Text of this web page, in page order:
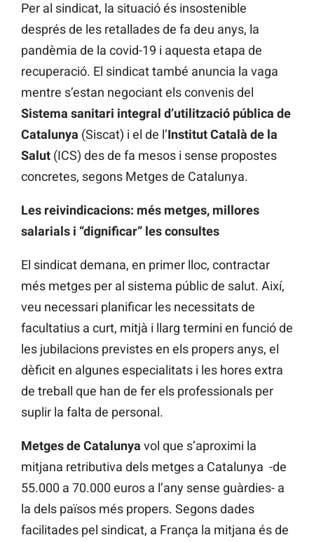
Per al sindicat, la situació és insostenible
després de les retallades de fa deu anys, la
pandèmia de la covid-19 i aquesta etapa de
recuperació. El sindicat també anuncia la vaga
mentre s’estan negociant els convenis del
Sistema sanitari integral d’utilització pública de
Catalunya (Siscat) i el de l’Institut Català de la
Salut (ICS) des de fa mesos i sense propostes
concretes, segons Metges de Catalunya.
Les reivindicacions: més metges, millores
salarials i “dignificar” les consultes
El sindicat demana, en primer lloc, contractar
més metges per al sistema públic de salut. Així,
veu necessari planificar les necessitats de
facultatius a curt, mitjà i llarg termini en funció de
les jubilacions previstes en els propers anys, el
dèficit en algunes especialitats i les hores extra
de treball que han de fer els professionals per
suplir la falta de personal.
Metges de Catalunya vol que s’aproximi la
mitjana retributiva dels metges a Catalunya -de
55.000 a 70.000 euros a l’any sense guàrdies- a
la dels països més propers. Segons dades
facilitades pel sindicat, a França la mitjana és de